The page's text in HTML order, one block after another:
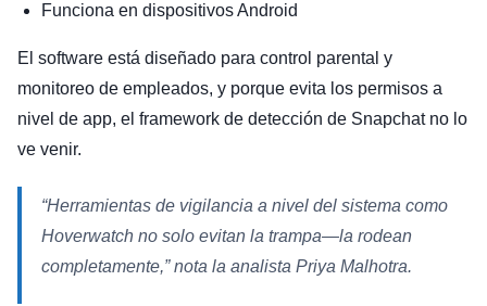
Funciona en dispositivos Android
El software está diseñado para control parental y
monitoreo de empleados, y porque evita los permisos a
nivel de app, el framework de detección de Snapchat no lo
ve venir.
“Herramientas de vigilancia a nivel del sistema como
Hoverwatch no solo evitan la trampa—la rodean
completamente,” nota la analista Priya Malhotra.